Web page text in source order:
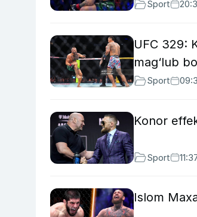
Sport
UFC 329:
mag‘lub
Sport
Konor
Sport
Islom